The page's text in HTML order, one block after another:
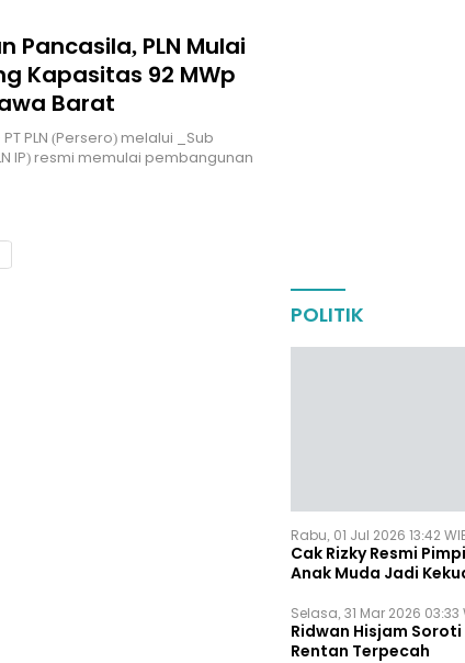
Pancasila, PLN Mulai
Kapasitas 92 MWp
Barat
PLN (Persero) melalui _Sub
IP) resmi memulai pembangunan
POLITIK
Rabu, 01 Jul 2026 13:42
Cak Rizky Resmi
Anak Muda Jadi
Selasa, 31 Mar 2026 03:33
Ridwan Hisjam
Rentan Terpecah